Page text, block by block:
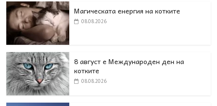
Магическата енергия на котките
08.08.2026
8 август е Международен ден на
котките
08.08.2026